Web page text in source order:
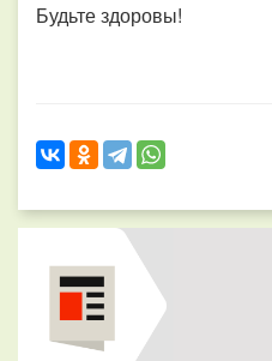
Будьте здоровы!